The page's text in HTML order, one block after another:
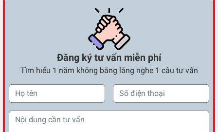
Đăng ký tư vấn miễn phí
Tìm hiểu 1 năm không bằng lắng nghe 1 câu tư vấn